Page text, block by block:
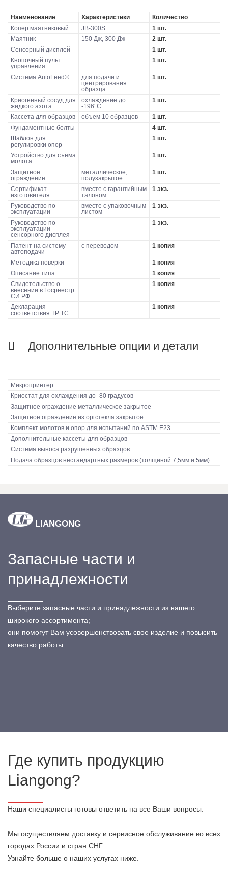
Наименование Характеристики
Количество
Копер маятниковый
JB-300S
1 шт.
Маятник
150 Дж, 300 Дж
2 шт.
Сенсорный дисплей
1 шт.
Кнопочный пульт
управления
1 шт.
Система AutoFeed©
для подачи и
центрирования
образца
1 шт.
Криогенный сосуд для
жидкого азота
охлаждение до
-196°C
1 шт.
Кассета для образцов объем 10 образцов
1 шт.
Фундаментные болты
4 шт.
Шаблон для
регулировки опор
1 шт.
Устройство для съёма
молота
1 шт.
Защитное
ограждение
металлическое,
полузакрытое
1 шт.
Сертификат
изготовителя
вместе с гарантийным
талоном
1 экз.
Руководство по
эксплуатации
вместе с упаковочным
листом
1 экз.
Руководство по
эксплуатации
сенсорного дисплея
1 экз.
Патент на систему
автоподачи
с переводом 1 копия
Методика поверки
1 копия
Описание типа
1 копия
Свидетельство о
внесении в Госреестр
СИ РФ
1 копия
Декларация
соответствия ТР ТС
1 копия
Дополнительные опции и детали
Микропринтер
Криостат для охлаждения до -80 градусов
Защитное ограждение металлическое закрытое
Защитное ограждение из оргстекла закрытое
Комплект молотов и опор для испытаний по ASTM E23
Дополнительные кассеты для образцов
Система выноса разрушенных образцов
Подача образцов нестандартных размеров (толщиной 7,5мм и 5мм)
LIANGONG
Запасные части и
принадлежности
Выберите запасные части и принадлежности из нашего
широкого ассортимента;
они помогут Вам усовершенствовать свое изделие и повысить
качество работы.
Где купить продукцию
Liangong?
Наши специалисты готовы ответить на все Ваши вопросы.
Мы осуществляем доставку и сервисное обслуживание во всех
городах России и стран СНГ.
Узнайте больше о наших услугах ниже.